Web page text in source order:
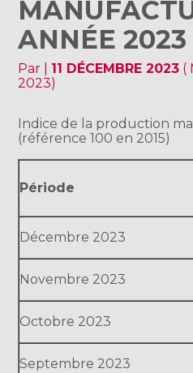
ANNÉE 2023
Par 11 DÉCEMBRE 2023 (
2023)
Indice de la production
(référence 100 en 2015)
Période
Décembre 2023
Novembre 2023
Octobre 2023
Septembre 2023